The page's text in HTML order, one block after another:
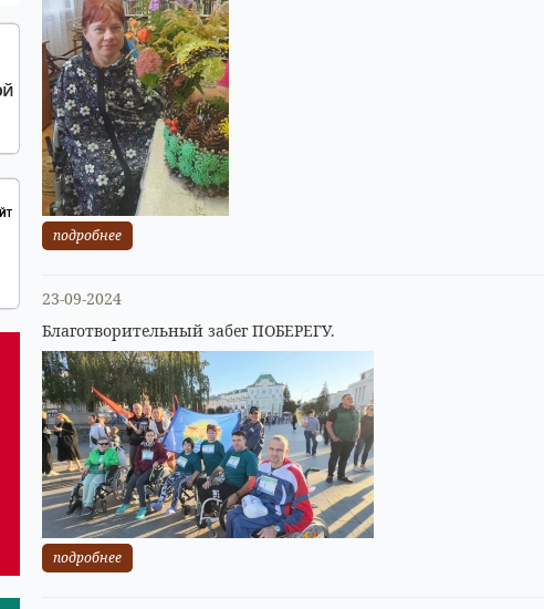
подробнее
23-09-2024
Благотворительный забег ПОБЕРЕГУ.
подробнее